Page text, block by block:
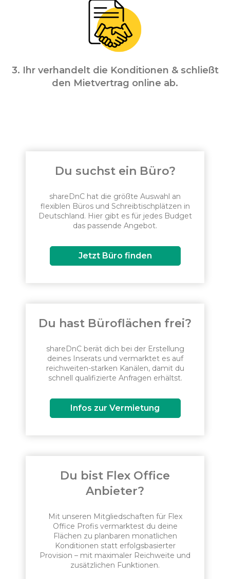
3. Ihr verhandelt die Konditionen & schließt
den Mietvertrag online ab.
Du suchst ein Büro?
shareDnC hat die größte Auswahl an
flexiblen Büros und Schreibtischplätzen in
Deutschland. Hier gibt es für jedes Budget
das passende Angebot.
Jetzt Büro finden
Du hast Büroflächen frei?
shareDnC berät dich bei der Erstellung
deines Inserats und vermarktet es auf
reichweiten-starken Kanälen, damit du
schnell qualifizierte Anfragen erhältst.
Infos zur Vermietung
Du bist Flex Office
Anbieter?
Mit unseren Mitgliedschaften für Flex
Office Profis vermarktest du deine
Flächen zu planbaren monatlichen
Konditionen statt erfolgsbasierter
Provision – mit maximaler Reichweite und
zusätzlichen Funktionen.